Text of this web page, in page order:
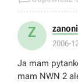
Z
2006-
Ja mam
mam NWN 2